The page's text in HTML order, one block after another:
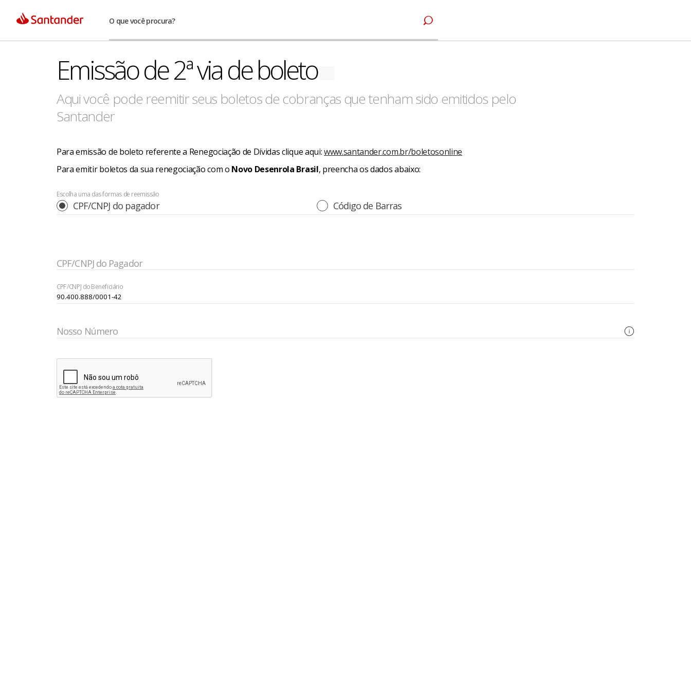
O que você procura?
Emissão de 2ª via de boleto
Aqui você pode reemitir seus boletos de cobranças que tenham sido emitidos pelo
Santander
Para emissão de boleto referente a Renegociação de Dívidas clique aqui:www.santander.com.br/boletosonline
Para emitir boletos da sua renegociação com o Novo Desenrola Brasil, preencha os dados abaixo:
Escolha uma das formas de reemissão
CPF/CNPJ do pagador Código de Barras
CPF/CNPJ do Pagador
CPF/CNPJ do Beneficiário
Nosso Número